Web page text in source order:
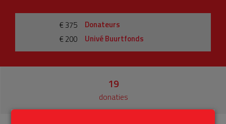
€ 375
Donateurs
€ 200
Univé Buurtfonds
19
donaties